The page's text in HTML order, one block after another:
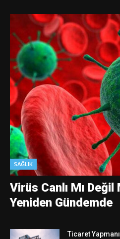
SAĞLIK
Virüs Canlı Mı Değil
Yeniden Gündemde
Ticaret